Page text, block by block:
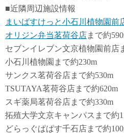
■近隣周辺施設情報
まいばすけっと小石川植物園前
オリジン弁当茗荷谷店まで約
セブンイレブン文京植物園前店
小石川植物園まで約230m
サンクス茗荷谷店まで約530m
TSUTAYA茗荷谷店まで約620m
スギ薬局茗荷谷店まで約330m
拓殖大学文京キャンパスまで約
どらっぐぱぱす千石店まで約